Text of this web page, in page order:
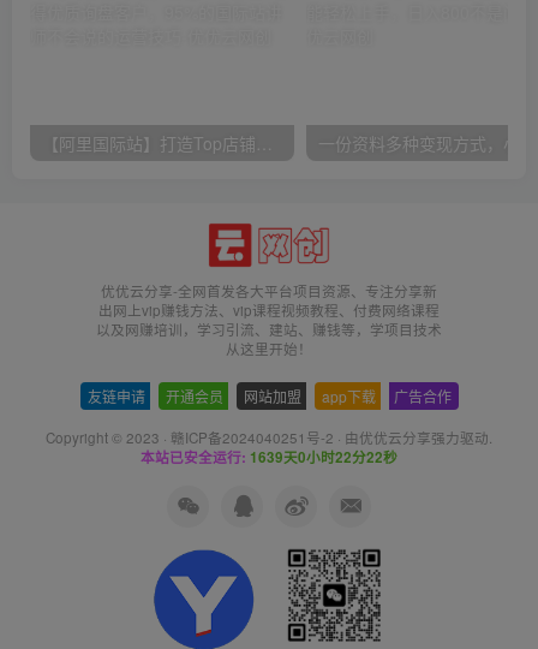
优优云分享-全网首发各大平台项目资源、专注分享新
出网上vip赚钱方法、vip课程视频教程、付费网络课程
以及网赚培训，学习引流、建站、赚钱等，学项目技术
从这里开始！
友链申请 开通会员 网站加盟 app下载 广告合作
Copyright © 2023 · 赣ICP备2024040251号-2 · 由优优云分享强力驱动.
本站已安全运行: 1639天0小时22分22秒